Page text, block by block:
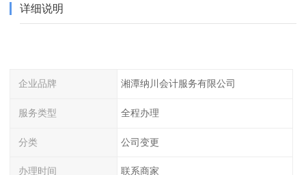
详细说明
企业品牌 湘潭纳川会计服务有限公司
服务类型 全程办理
分类 公司变更
办理时间 联系商家